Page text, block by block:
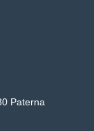
Paterna